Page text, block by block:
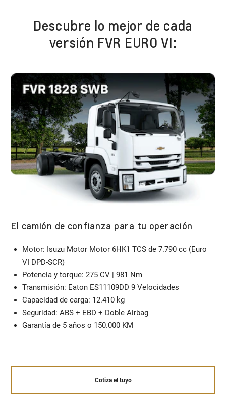
Descubre lo mejor de cada
versión FVR EURO VI:
El camión de confianza para tu operación
Motor: Isuzu Motor Motor 6HK1 TCS de 7.790 cc (Euro
VI DPD-SCR)​
Potencia y torque: 275 CV | 981 Nm
Transmisión: Eaton ES11109DD 9 Velocidades​
Capacidad de carga: 12.410 kg​
Seguridad: ABS + EBD + Doble Airbag​
Garantía de 5 años o 150.000 KM​
Cotiza el tuyo